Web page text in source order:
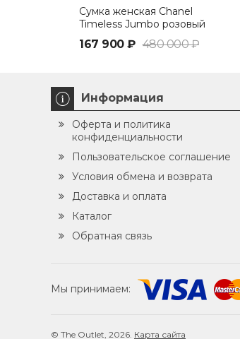
Сумка женская Chanel
Timeless Jumbo розовый
167 900 ₽ 480 000 ₽
Информация
Оферта и политика
конфиденциальности
Пользовательское соглашение
Условия обмена и возврата
Доставка и оплата
Каталог
Обратная связь
Мы принимаем:
© The Outlet, 2026. Карта сайта